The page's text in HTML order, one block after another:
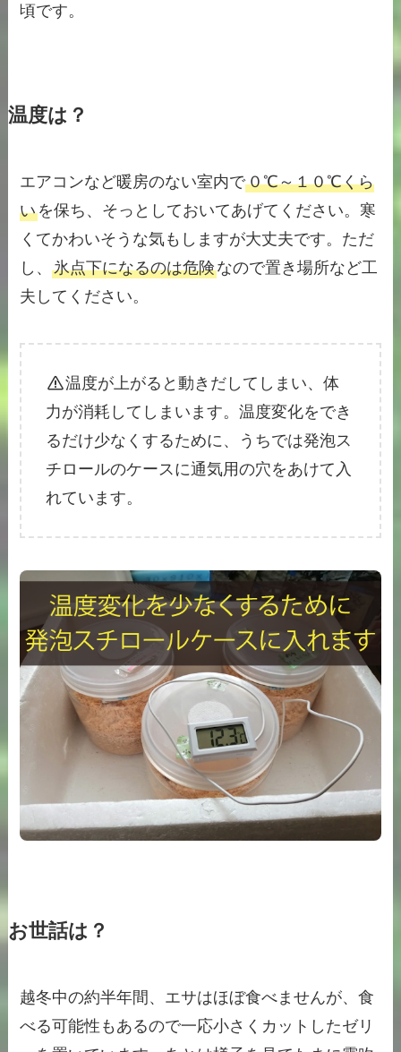
頃です。
温度は？
エアコンなど暖房のない室内で０℃～１０℃くら
いを保ち、そっとしておいてあげてください。寒
くてかわいそうな気もしますが大丈夫です。ただ
し、氷点下になるのは危険なので置き場所など工
夫してください。
温度が上がると動きだしてしまい、体
力が消耗してしまいます。温度変化をでき
るだけ少なくするために、うちでは発泡ス
チロールのケースに通気用の穴をあけて入
れています。
お世話は？
越冬中の約半年間、エサはほぼ食べませんが、食
べる可能性もあるので一応小さくカットしたゼリ